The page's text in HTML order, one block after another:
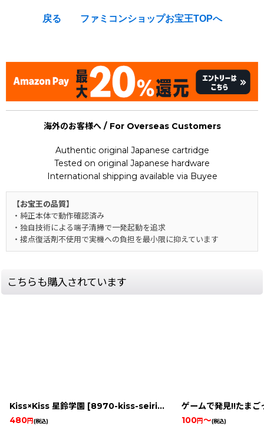
戻る ファミコンショップお宝王TOPへ
海外のお客様へ / For Overseas Customers
Authentic original Japanese cartridge
Tested on original Japanese hardware
International shipping available via Buyee
【お宝王の品質】
・純正本体で動作確認済み
・独自技術による端子清掃で一発起動を追求
・接点復活剤不使用で実機への負担を最小限に抑えています
こちらも購入されています
Kiss×Kiss 星鈴学園 [8970-kiss-seirin-gba ]
480円(税込)
ゲームで発見!!たまご
100円～(税込)